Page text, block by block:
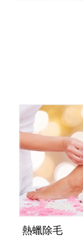
熱蠟除毛